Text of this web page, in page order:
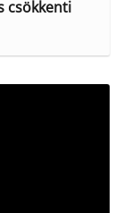
csökkenti